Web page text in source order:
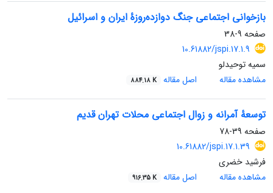
بازخوانی اجتماعی جنگ دوازده‌روزۀ ایران و اسرائیل
صفحه 9-38
‎ ‎ 10.61882/jspi.17.1.9
سمیه توحیدلو
مشاهده مقاله
اصل مقاله 884.18 K
توسعۀ آمرانه و زوال اجتماعی محلات تهران قدیم
صفحه 39-78
‎ ‎ 10.61882/jspi.17.1.39
فرشید خضری
مشاهده مقاله
اصل مقاله 916.35 K